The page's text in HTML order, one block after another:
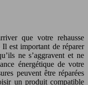
que votre rehausse
Il est important de réparer
ne s’aggravent et ne
énergétique de votre
peuvent être réparées
un produit compatible